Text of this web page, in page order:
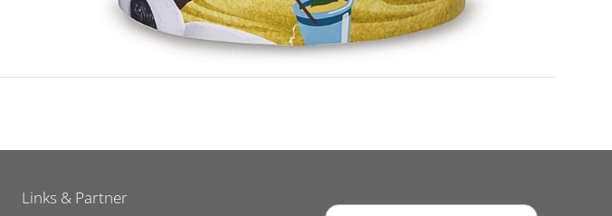
Links & Partner